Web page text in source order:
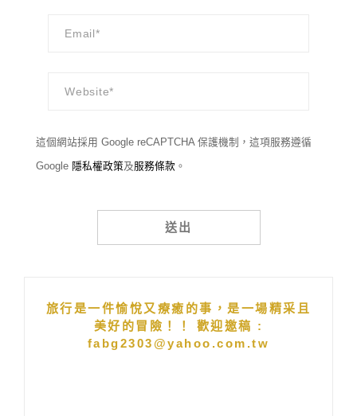
這個網站採用 Google reCAPTCHA 保護機制，這項服務遵循
Google 隱私權政策及服務條款 。
旅行是一件愉悅又療癒的事，是一場精采且
美好的冒險！！ 歡迎邀稿 :
fabg2303@yahoo.com.tw